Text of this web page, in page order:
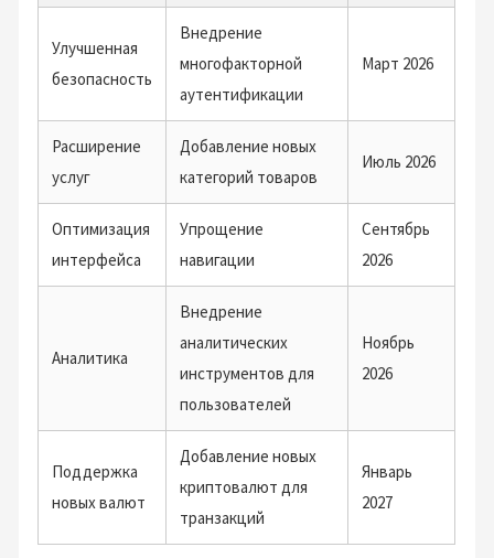
Улучшенная
безопасность
Внедрение
многофакторной
аутентификации
Март 2026
Расширение
услуг
Добавление новых
категорий товаров
Июль 2026
Оптимизация
интерфейса
Упрощение
навигации
Сентябрь
2026
Аналитика
Внедрение
аналитических
инструментов для
пользователей
Ноябрь
2026
Поддержка
новых валют
Добавление новых
криптовалют для
транзакций
Январь
2027